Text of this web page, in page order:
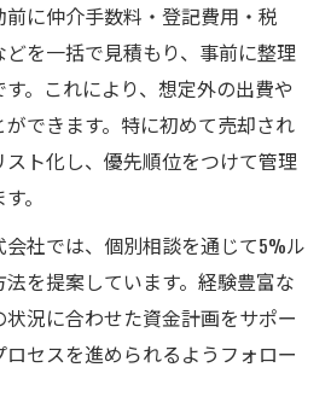
に仲介手数料・登記費用・税
を一括で見積もり、事前に整理
。これにより、想定外の出費や
できます。特に初めて売却され
ト化し、優先順位をつけて管理
。
社では、個別相談を通じて5%ル
を提案しています。経験豊富な
況に合わせた資金計画をサポー
ロセスを進められるようフォロー